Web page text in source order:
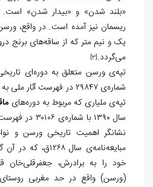
«بلند شدن» و «بیدار شدن»
ریسمان نیز آمده است. در واقع،
یک و نیم متر که از ساقه‌های برنج
می‌گردد.[3]
شماره‌ی ۲۹۸۴۷ در فهرست
تپه‌ی ملیاری که مربوط به دوره‌های
سال ۱۳۹۰ با
نشانگر اهمیت تاریخی ورسن و
مبایعه‌نامه‌ی سال
خود را به برادرش، جعفرقلی‌خان
(ورسن) واقع در حد مغربی